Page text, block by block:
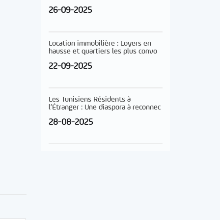
26-09-2025
Location immobilière : Loyers en
hausse et quartiers les plus convo
22-09-2025
Les Tunisiens Résidents à
l’Étranger : Une diaspora à reconnec
28-08-2025